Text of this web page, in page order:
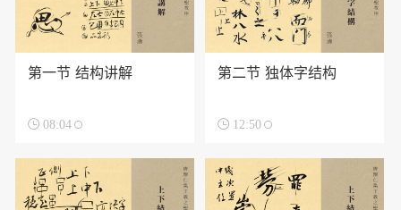
第一节 结构讲解
 08:04
第二节 独体字结构
 12:50